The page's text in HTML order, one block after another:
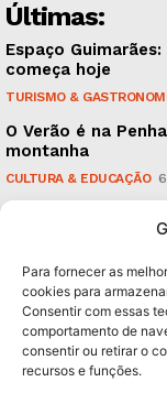
Para fornecer as
cookies para
Consentir com essas
comportamento de
consentir ou retirar o
recursos e funções.
Últimas:
Espaço
começa hoje
TURISMO &
O Verão é na
montanha
CULTURA & EDUCAÇÃO
em causa”,
Subscreva